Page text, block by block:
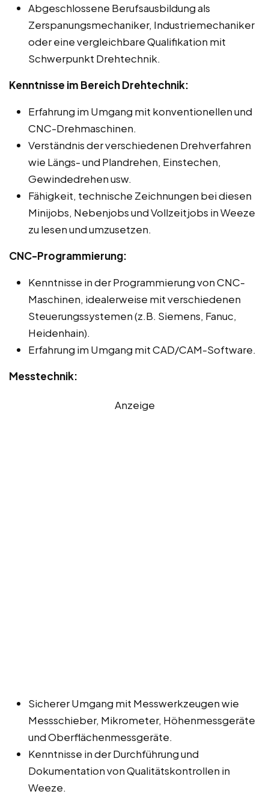
Abgeschlossene Berufsausbildung als
Zerspanungsmechaniker, Industriemechaniker
oder eine vergleichbare Qualifikation mit
Schwerpunkt Drehtechnik.
Kenntnisse im Bereich Drehtechnik:
Erfahrung im Umgang mit konventionellen und
CNC-Drehmaschinen.
Verständnis der verschiedenen Drehverfahren
wie Längs- und Plandrehen, Einstechen,
Gewindedrehen usw.
Fähigkeit, technische Zeichnungen bei diesen
Minijobs, Nebenjobs und Vollzeitjobs in Weeze
zu lesen und umzusetzen.
CNC-Programmierung:
Kenntnisse in der Programmierung von CNC-
Maschinen, idealerweise mit verschiedenen
Steuerungssystemen (z.B. Siemens, Fanuc,
Heidenhain).
Erfahrung im Umgang mit CAD/CAM-Software.
Messtechnik:
Anzeige
Sicherer Umgang mit Messwerkzeugen wie
Messschieber, Mikrometer, Höhenmessgeräte
und Oberflächenmessgeräte.
Kenntnisse in der Durchführung und
Dokumentation von Qualitätskontrollen in
Weeze.